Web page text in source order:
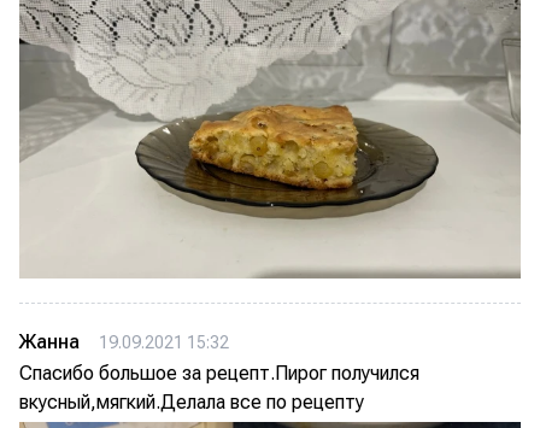
Жанна 19.09.2021 15:32
Спасибо большое за рецепт.Пирог получился
вкусный,мягкий.Делала все по рецепту